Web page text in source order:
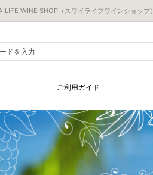
WINE SHOP（スワイライフワインショップ）
ご利用ガイド